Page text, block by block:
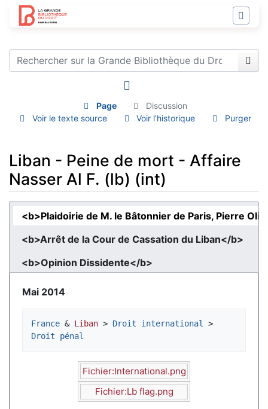
Page
Discussion
Voir le texte source
Voir l’historique Purger
Liban - Peine de mort - Affaire
Nasser Al F. (lb) (int)
<b>Plaidoirie de M. le Bâtonnier de Paris, Pierre
<b>Arrêt de la Cour de Cassation du Liban</b>
<b>Opinion Dissidente</b>
Mai 2014
France & Liban > Droit international
>
Droit pénal
Fichier:International.png
Fichier:Lb flag.png